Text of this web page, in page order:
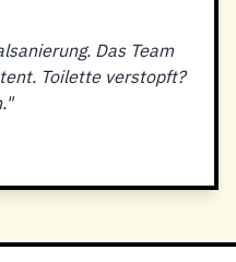
Das Team
Toilette verstopft?